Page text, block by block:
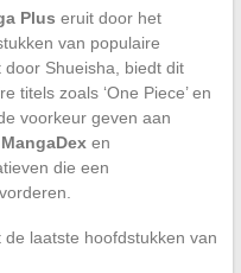
Plus eruit door het
van populaire
door Shueisha, biedt dit
titels zoals ‘One Piece’ en
voorkeur geven aan
MangaDexen
die een
laatste hoofdstukken van